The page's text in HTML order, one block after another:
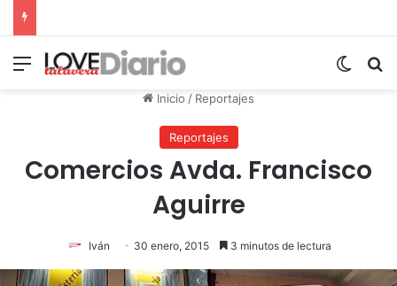
Menú
Inicio / Reportajes
Reportajes
Comercios Avda. Francisco
Aguirre
Iván 30 enero, 2015 3 minutos de lectura